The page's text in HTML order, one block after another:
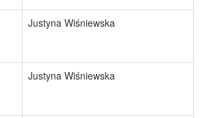
Justyna Wiśniewska
Justyna Wiśniewska